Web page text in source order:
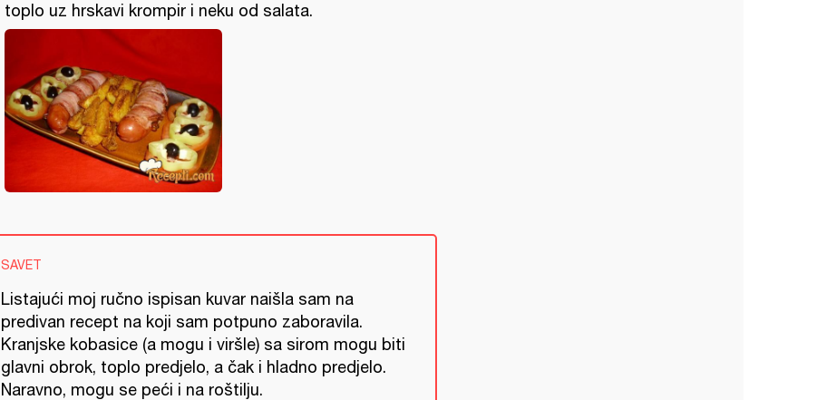
toplo uz hrskavi krompir i neku od salata.
SAVET
Listajući moj ručno ispisan kuvar naišla sam na
predivan recept na koji sam potpuno zaboravila.
Kranjske kobasice (a mogu i viršle) sa sirom mogu biti
glavni obrok, toplo predjelo, a čak i hladno predjelo.
Naravno, mogu se peći i na roštilju.